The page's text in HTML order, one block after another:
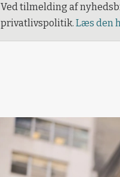
Ved tilmelding af
privatlivspolitik. Læs den